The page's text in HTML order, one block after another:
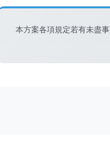
本方案各項規定若有未盡